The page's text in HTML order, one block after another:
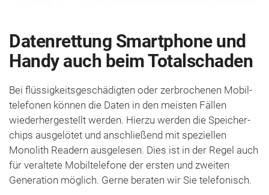
Datenrettung Smartphone und
Handy auch beim Totalschaden
Bei flüssig­keits­geschädigten oder zer­brochenen Mobil­
telefonen können die Daten in den meisten Fällen
wiederhergestellt werden. Hierzu werden die Speicher­
chips aus­gelötet und anschließend mit speziellen
Monolith Readern aus­gelesen. Dies ist in der Regel auch
für veraltete Mobil­telefone der ersten und zweiten
Generation möglich. Gerne beraten wir Sie telefonisch.